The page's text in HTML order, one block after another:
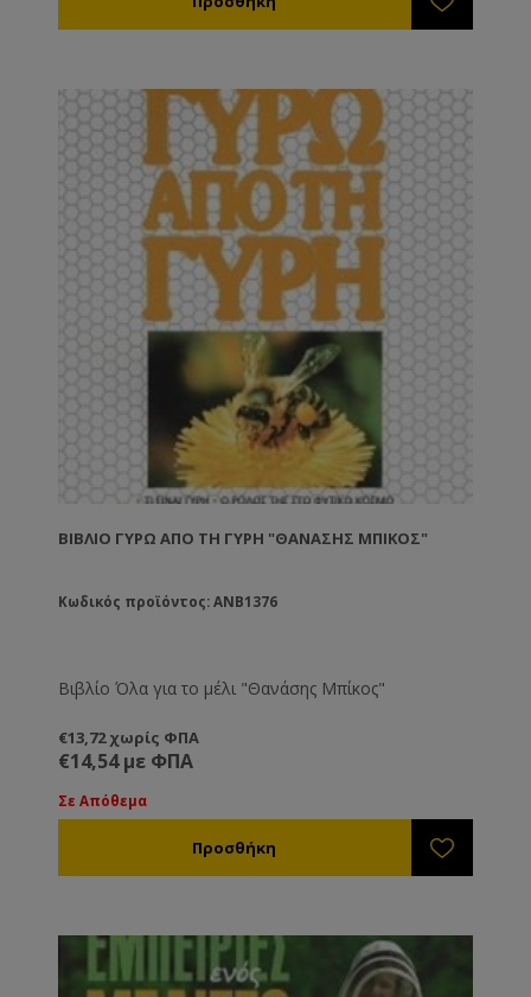
ΒΙΒΛΊΟ ΓΎΡΩ ΑΠΌ ΤΗ ΓΎΡΗ "ΘΑΝΆΣΗΣ ΜΠΊΚΟΣ"
Κωδικός προϊόντος: ANB1376
Βιβλίο Όλα για το μέλι "Θανάσης Μπίκος"
€13,72 χωρίς ΦΠΑ
€14,54 με ΦΠΑ
Σε Απόθεμα